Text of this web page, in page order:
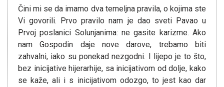
Čini mi se da imamo dva temeljna pravila, o kojima ste
Vi govorili. Prvo pravilo nam je dao sveti Pavao u
Prvoj poslanici Solunjanima: ne gasite karizme. Ako
nam Gospodin daje nove darove, trebamo biti
zahvalni, iako su ponekad nezgodni. I lijepo je to što,
bez inicijative hijerarhije, sa inicijativom od dolje, kako
se kaže, ali i s inicijativom odozgo, to jest kao dar